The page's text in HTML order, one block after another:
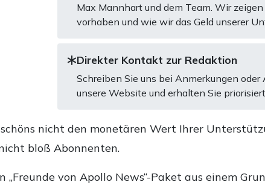
Max Mannhart und dem Team. Wir
vorhaben und wie wir das Geld unserer
Direkter Kontakt zur Redaktion
Schreiben Sie uns bei Anmerkungen
unsere Website und erhalten Sie
nicht den monetären Wert Ihrer
bloß Abonnenten.
„Freunde von Apollo News“-Paket aus einem